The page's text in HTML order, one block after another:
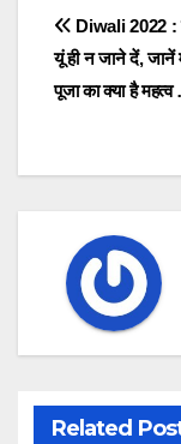
Post
Diwali 2022 :
यूं ही न जाने दें, जानें
पूजा का क्या है
Related